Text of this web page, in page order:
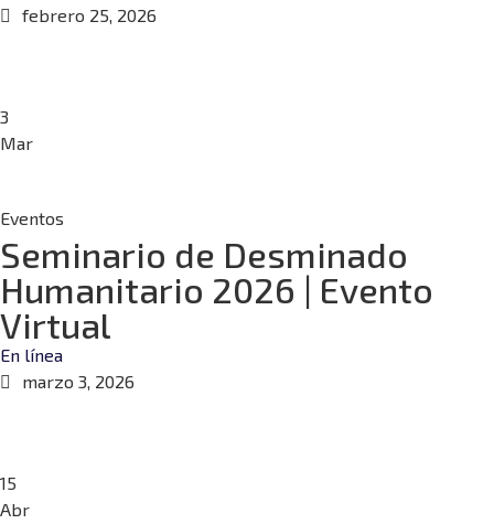
febrero 25, 2026
3
Mar
Eventos
Seminario de Desminado
Humanitario 2026 | Evento
Virtual
En línea
marzo 3, 2026
15
Abr